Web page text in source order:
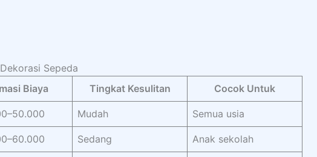
Sepeda
Biaya Tingkat Kesulitan Cocok Untuk
Mudah Semua usia
Sedang Anak sekolah